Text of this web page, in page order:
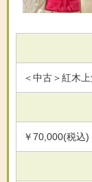
＜中古＞紅木
￥70,000(税込)